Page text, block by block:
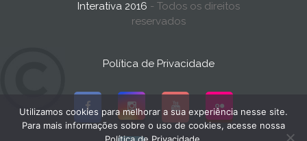
Interativa 2016 - Todos os direitos
reservados
Política de Privacidade
Utilizamos cookies para melhorar a sua experiência nesse site.
Para mais informações sobre o uso de cookies, acesse nossa